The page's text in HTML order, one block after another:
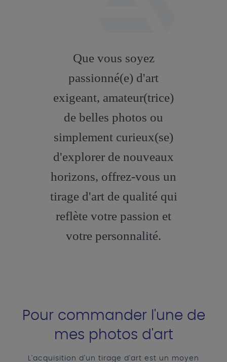
artstation
Que vous soyez
passionné(e) d'art
exigeant, amateur(trice)
de belles photos ou
simplement curieux(se)
d'explorer de nouveaux
horizons, offrez-vous un
tirage d'art de qualité qui
reflète votre passion et
votre personnalité.
Pour commander l'une de
mes photos d'art
L'acquisition d'un tirage d'art est un moyen